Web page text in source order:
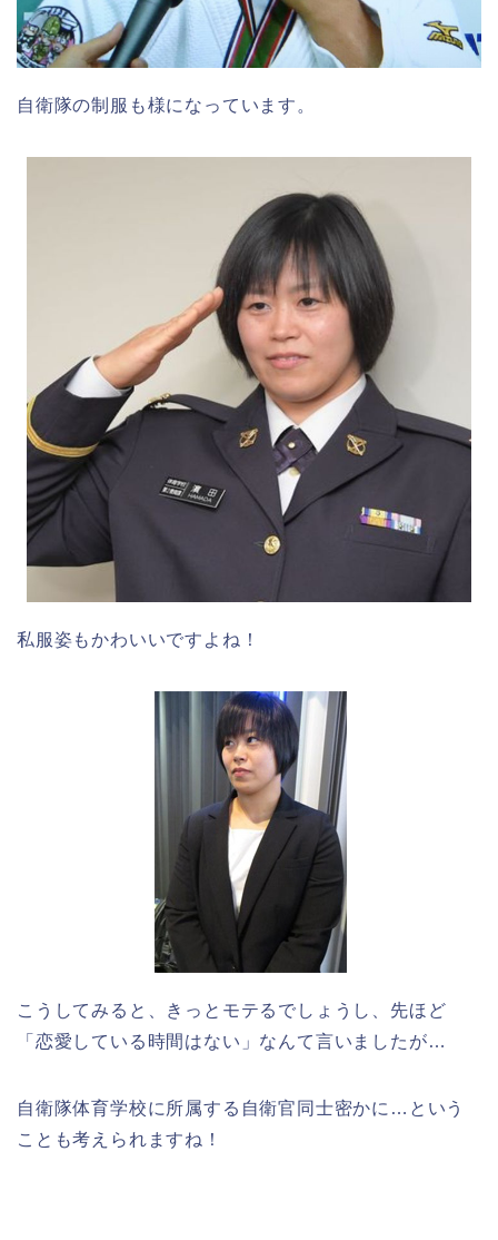
自衛隊の制服も様になっています。
私服姿もかわいいですよね！
こうしてみると、きっとモテるでしょうし、先ほど
「恋愛している時間はない」なんて言いましたが…
自衛隊体育学校に所属する自衛官同士密かに…という
ことも考えられますね！